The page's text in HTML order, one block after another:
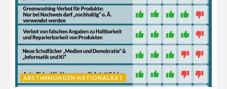
ABSTIMMUNGEN NATIONALRAT